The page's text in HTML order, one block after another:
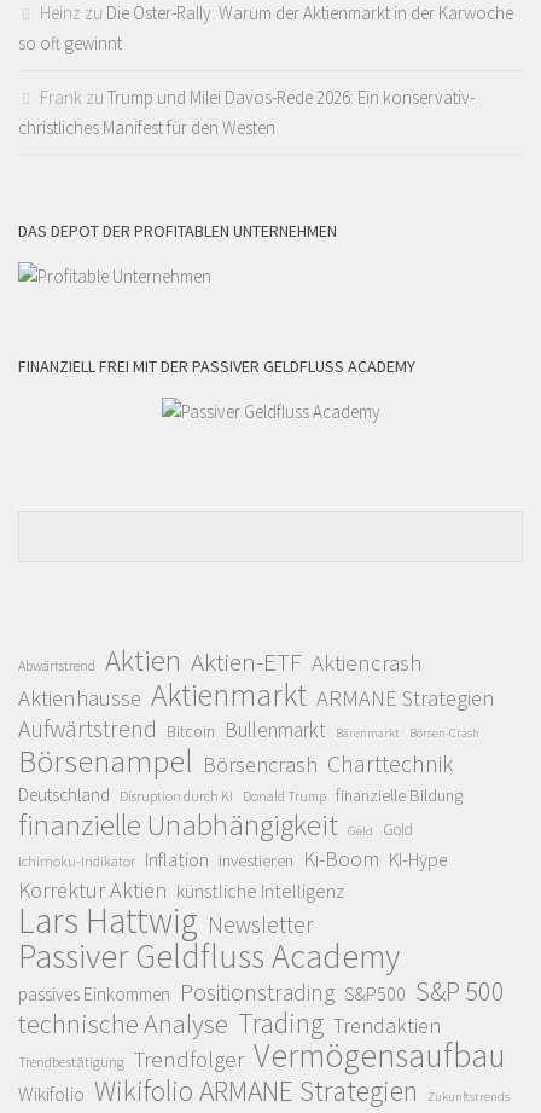
Heinz zu Die Oster-Rally: Warum der Aktienmarkt in der Karwoche
so oft gewinnt
Frank zu Trump und Milei Davos-Rede 2026: Ein konservativ-
christliches Manifest für den Westen
DAS DEPOT DER PROFITABLEN UNTERNEHMEN
FINANZIELL FREI MIT DER PASSIVER GELDFLUSS ACADEMY
Abwärtstrend Aktien Aktien-ETF Aktiencrash
Aktienhausse Aktienmarkt ARMANE Strategien
Aufwärtstrend Bitcoin Bullenmarkt Bärenmarkt Börsen-Crash
Börsenampel Börsencrash Charttechnik
Deutschland Disruption durch KI Donald Trump finanzielle Bildung
finanzielle Unabhängigkeit Geld Gold
Ichimoku-Indikator Inflation investieren Ki-Boom KI-Hype
Korrektur Aktien künstliche Intelligenz
Lars Hattwig Newsletter
Passiver Geldfluss Academy
passives Einkommen Positionstrading S&P500 S&P 500
technische Analyse Trading Trendaktien
Trendbestätigung Trendfolger Vermögensaufbau
Wikifolio Wikifolio ARMANE Strategien Zukunftstrends